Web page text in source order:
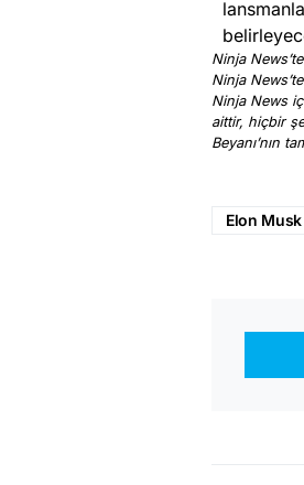
Ninja
Ninja
Ninja News
aittir, hiçbir
Beyanı’nın
Elon Musk